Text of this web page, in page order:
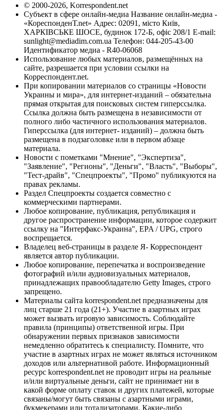
© 2000-2026, Korrespondent.net
Субъект в сфере онлайн-медиа Название онлайн-медиа -
«КореспонденТ.net» Адрес: 02091, місто Київ,
ХАРКІВСЬКЕ ШОСЕ, будинок 172-Б, офіс 208/1 E-mail:
sunlight@mediadim.com.ua Телефон: 044-205-43-00
Идентификатор медиа - R40-06068
Использование любых материалов, размещённых на
сайте, разрешается при условии ссылки на
Корреспондент.net.
При копировании материалов со страницы «Новости
Украины и мира», для интернет-изданий – обязательна
прямая открытая для поисковых систем гиперссылка.
Ссылка должна быть размещена в независимости от
полного либо частичного использования материалов.
Гиперссылка (для интернет- изданий) – должна быть
размещена в подзаголовке или в первом абзаце
материала.
Новости с пометками "Мнение", "Экспертиза",
"Заявление", "Регионы", "Деньги", "Власть", "Выборы",
"Тест-драйв", "Спецпроекты", "Промо" публикуются на
правах рекламы.
Раздел Спецпроекты создается совместно с
коммерческими партнерами.
Любое копирование, публикация, републикация и
другое распространение информации, которое содержит
ссылку на "Интерфакс-Украина", EPA / UPG, строго
воспрещается.
Владелец веб-страницы в разделе Я- Корреспондент
является автор публикации.
Любое копирование, перепечатка и воспроизведение
фотографий и/или аудиовизуальных материалов,
принадлежащих правообладателю Getty Images, строго
запрещено.
Материалы сайта korrespondent.net предназначены для
лиц старше 21 года (21+). Участие в азартных играх
может вызвать игровую зависимость. Соблюдайте
правила (принципы) ответственной игры. При
обнаружении первых признаков зависимости
немедленно обратитесь к специалисту. Помните, что
участие в азартных играх не может являться источником
доходов или альтернативой работе. Информационный
ресурс korrespondent.net не проводит игры на реальные
и/или виртуальные деньги, сайт не принимает ни в
какой форме оплату ставок и других платежей, которые
связаны/могут быть связаны с азартными играми,
букмекерами или тотализаторами. Какие-либо